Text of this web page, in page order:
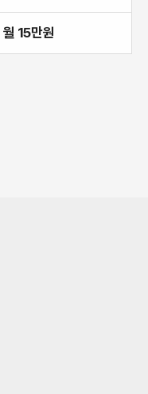
월 15만원